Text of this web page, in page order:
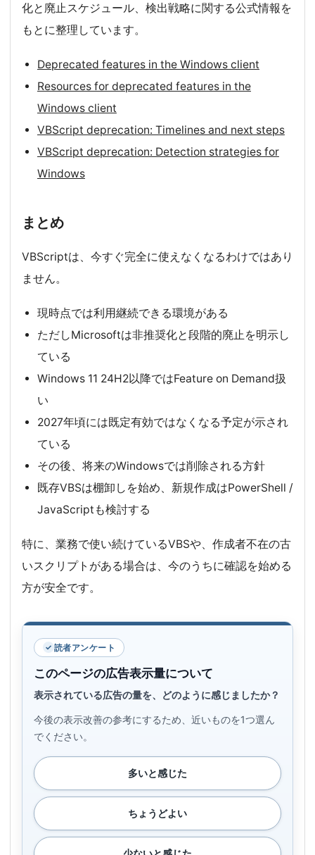
化と廃止スケジュール、検出戦略に関する公式情報を
もとに整理しています。
Deprecated features in the Windows client
Resources for deprecated features in the
Windows client
VBScript deprecation: Timelines and next steps
VBScript deprecation: Detection strategies for
Windows
まとめ
VBScriptは、今すぐ完全に使えなくなるわけではあり
ません。
現時点では利用継続できる環境がある
ただしMicrosoftは非推奨化と段階的廃止を明示し
ている
Windows 11 24H2以降ではFeature on Demand扱
い
2027年頃には既定有効ではなくなる予定が示され
ている
その後、将来のWindowsでは削除される方針
既存VBSは棚卸しを始め、新規作成はPowerShell /
JavaScriptも検討する
特に、業務で使い続けているVBSや、作成者不在の古
いスクリプトがある場合は、今のうちに確認を始める
方が安全です。
読者アンケート
このページの広告表示量について
表示されている広告の量を、どのように感じましたか？
今後の表示改善の参考にするため、近いものを1つ選ん
でください。
多いと感じた
ちょうどよい